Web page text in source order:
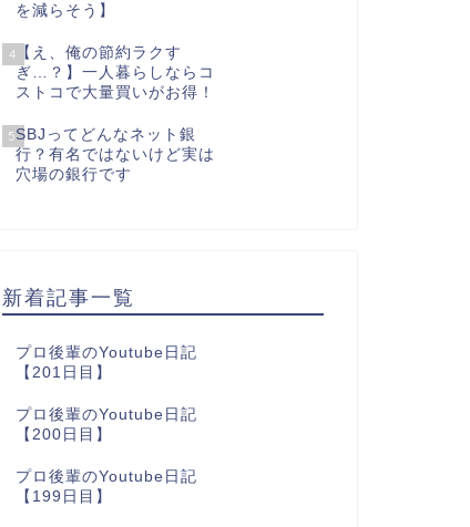
を減らそう】
4【え、俺の節約ラクす
ぎ…？】一人暮らしならコ
ストコで大量買いがお得！
5SBJってどんなネット銀
行？有名ではないけど実は
穴場の銀行です
新着記事一覧
プロ後輩のYoutube日記
【201日目】
プロ後輩のYoutube日記
【200日目】
プロ後輩のYoutube日記
【199日目】